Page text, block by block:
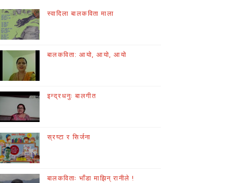
स्वादिला बालकविता माला
बालकविता: आयो, आयो, आयो
इन्द्रधनुः बालगीत
स्रष्टा र सिर्जना
बालकविताः भाँडा माझिन् रानीले !